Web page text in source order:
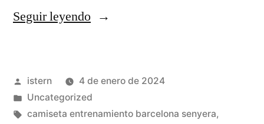
Seguir leyendo«camisetas
personalizadas»
Publicado
por
istern
4 de enero de 2024
Publicado
en
Uncategorized
Etiquetas:
camiseta entrenamiento barcelona senyera,